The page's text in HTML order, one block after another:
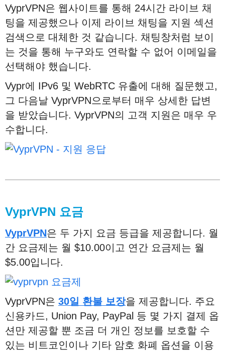
VyprVPN은 웹사이트를 통해 24시간 라이브 채
팅을 제공했으나 이제 라이브 채팅을 지원 섹션
검색으로 대체한 것 같습니다. 채팅창처럼 보이
는 것을 통해 누구와도 연락할 수 없어 이메일을
선택해야 했습니다.
Vypr에 IPv6 및 WebRTC 유출에 대해 질문했고,
그 다음날 VyprVPN으로부터 매우 상세한 답변
을 받았습니다. VyprVPN의 고객 지원은 매우 우
수합니다.
VyprVPN 요금
VyprVPN은 두 가지 요금 등급을 제공합니다. 월
간 요금제는 월 $10.00이고 연간 요금제는 월
$5.00입니다.
VyprVPN은 30일 환불 보장을 제공합니다. 주요
신용카드, Union Pay, PayPal 등 몇 가지 결제 옵
션만 제공할 뿐 조금 더 개인 정보를 보호할 수
있는 비트코인이나 기타 암호 화폐 옵션을 이용